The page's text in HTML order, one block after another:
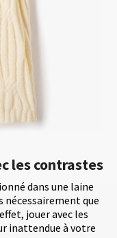
les contrastes
dans une laine
nécessairement que
jouer avec les
inattendue à votre